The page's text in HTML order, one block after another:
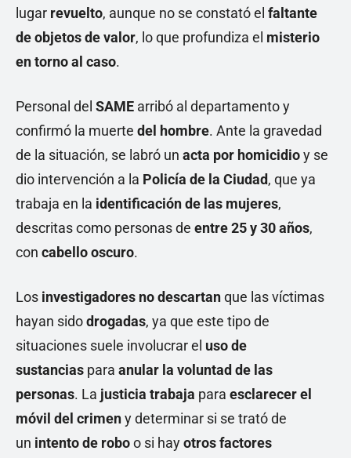
lugar revuelto, aunque no se constató el faltante
de objetos de valor, lo que profundiza el misterio
en torno al caso.
Personal del SAME arribó al departamento y
confirmó la muerte del hombre. Ante la gravedad
de la situación, se labró un acta por homicidioy se
dio intervención a la Policía de la Ciudad, que ya
trabaja en la identificación de las mujeres,
descritas como personas de entre 25 y 30 años,
con cabello oscuro.
Los investigadores no descartanque las víctimas
hayan sidodrogadas, ya que este tipo de
situaciones suele involucrar el uso de
sustancias para anular la voluntad de las
personas. La justicia trabaja para esclarecer el
móvil del crimeny determinar si se trató de
un intento de roboo si hayotros factores